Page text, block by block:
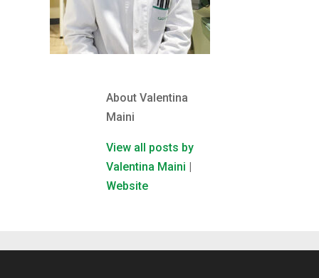
About Valentina
Maini
View all posts by
Valentina Maini |
Website